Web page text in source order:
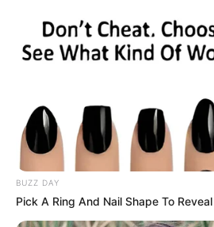
BUZZ DAY
Pick A Ring And Nail Shape To